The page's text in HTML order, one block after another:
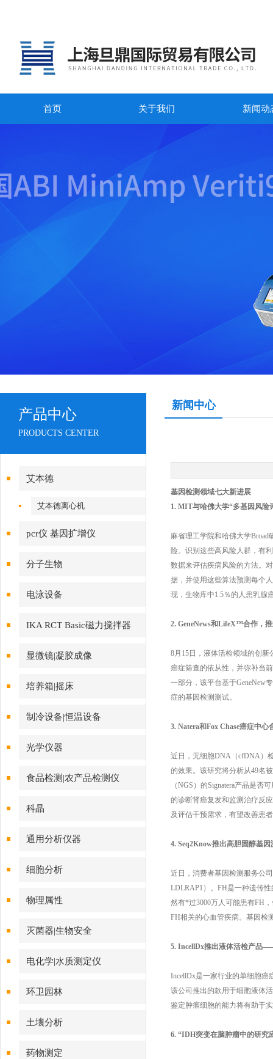
首页 关于我们 新闻动
产品中心
PRODUCTS CENTER
艾本德
艾本德离心机
pcr仪 基因扩增仪
分子生物
电泳设备
IKA RCT Basic磁力搅拌器
显微镜|凝胶成像
培养箱|摇床
制冷设备|恒温设备
光学仪器
食品检测|农产品检测仪
科晶
通用分析仪器
细胞分析
物理属性
灭菌器|生物安全
电化学|水质测定仪
环卫园林
土壤分析
药物测定
新闻中心
基因检测领域七大新进展
1. MIT与哈佛大学“多基因风险
麻省理工学院和哈佛大学
险。识别这些高风险人群，有
数据来评估疾病风险的方法。
据，并使用这些算法预测每个
现，生物库中1.5％的人患乳腺
2. GeneNews和LifeX™合作，
8月15日，液体活检领域的创
癌症筛查的依从性，并弥补当
一部分，该平台基于GeneNew
症的基因检测测试。
3. Natera和Fox Chase癌症中
近日，无细胞DNA（cfDNA）
的效果。该研究将分析从49名
（NGS）的Signatera产品是
的诊断肾癌复发和监测治疗反
及评估干预需求，有望改善患
4. Seq2Know推出高胆固醇基因
近日，消费者基因检测服务公
LDLRAP1）。FH是一种遗传
然有*过3000万人可能患有FH
FH相关的心血管疾病。基因检
5. IncellDx推出液体活检产品
IncellDx是一家行业的单细胞癌
该公司推出的款用于细胞液体
鉴定肿瘤细胞的能力将有助于
6. “IDH突变在脑肿瘤中的研究